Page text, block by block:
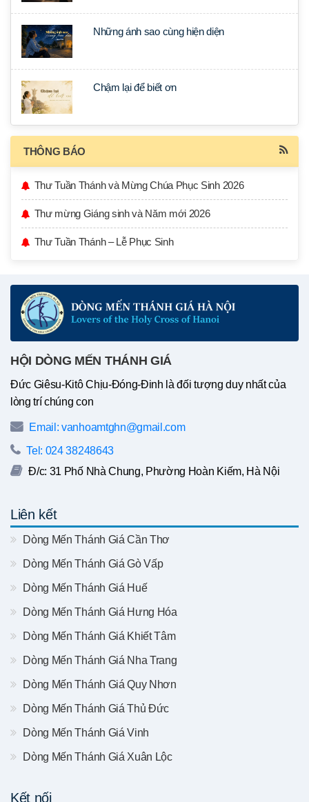
Những ánh sao cùng hiện diện
Chậm lại để biết ơn
THÔNG BÁO
Thư Tuần Thánh và Mừng Chúa Phục Sinh 2026
Thư mừng Giáng sinh và Năm mới 2026
Thư Tuần Thánh – Lễ Phục Sinh
HỘI DÒNG MẾN THÁNH GIÁ
Đức Giêsu-Kitô Chịu-Đóng-Đinh là đối tượng duy nhất của
lòng trí chúng con
Email: vanhoamtghn@gmail.com
Tel: 024 38248643
Đ/c: 31 Phố Nhà Chung, Phường Hoàn Kiếm, Hà Nội
Liên kết
Dòng Mến Thánh Giá Cần Thơ
Dòng Mến Thánh Giá Gò Vấp
Dòng Mến Thánh Giá Huế
Dòng Mến Thánh Giá Hưng Hóa
Dòng Mến Thánh Giá Khiết Tâm
Dòng Mến Thánh Giá Nha Trang
Dòng Mến Thánh Giá Quy Nhơn
Dòng Mến Thánh Giá Thủ Đức
Dòng Mến Thánh Giá Vinh
Dòng Mến Thánh Giá Xuân Lộc
Kết nối